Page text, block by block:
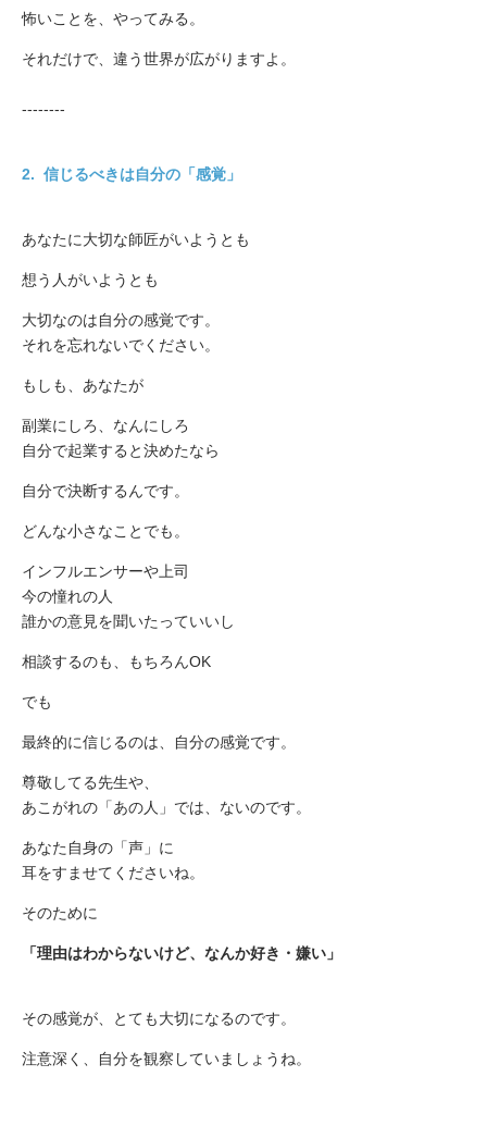
怖いことを、やってみる。
それだけで、違う世界が広がりますよ。
--------
2. 信じるべきは自分の「感覚」
あなたに大切な師匠がいようとも
想う人がいようとも
大切なのは自分の感覚です。
それを忘れないでください。
もしも、あなたが
副業にしろ、なんにしろ
自分で起業すると決めたなら
自分で決断するんです。
どんな小さなことでも。
インフルエンサーや上司
今の憧れの人
誰かの意見を聞いたっていいし
相談するのも、もちろんOK
でも
最終的に信じるのは、自分の感覚です。
尊敬してる先生や、
あこがれの「あの人」では、ないのです。
あなた自身の「声」に
耳をすませてくださいね。
そのために
「理由はわからないけど、なんか好き・嫌い」
その感覚が、とても大切になるのです。
注意深く、自分を観察していましょうね。